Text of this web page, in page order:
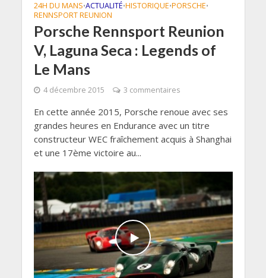
24H DU MANS•ACTUALITÉ•HISTORIQUE•PORSCHE•
RENNSPORT REUNION
Porsche Rennsport Reunion
V, Laguna Seca : Legends of
Le Mans
4 décembre 2015 3 commentaires
En cette année 2015, Porsche renoue avec ses
grandes heures en Endurance avec un titre
constructeur WEC fraîchement acquis à Shanghai
et une 17ème victoire au...